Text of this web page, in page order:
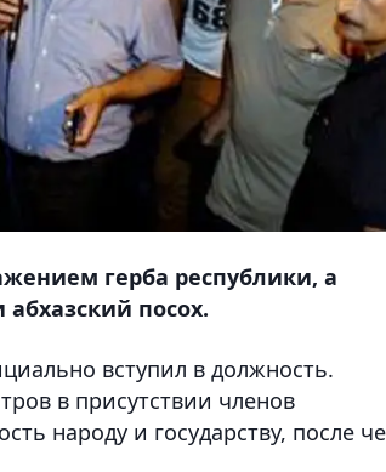
герба республики, а
посох.
вступил в должность.
в присутствии членов
народу и государству, после